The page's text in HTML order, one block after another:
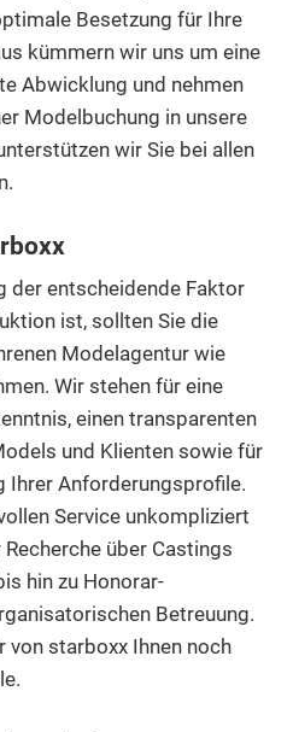
Besetzung für Ihre
kümmern wir uns um eine
Abwicklung und nehmen
Modelbuchung in unsere
wir Sie bei allen
der entscheidende Faktor
ist, sollten Sie die
Modelagentur wie
Wir stehen für eine
einen transparenten
und Klienten sowie für
Ihrer Anforderungsprofile.
Service unkompliziert
über Castings
hin zu Honorar-
Betreuung.
von starboxx Ihnen noch